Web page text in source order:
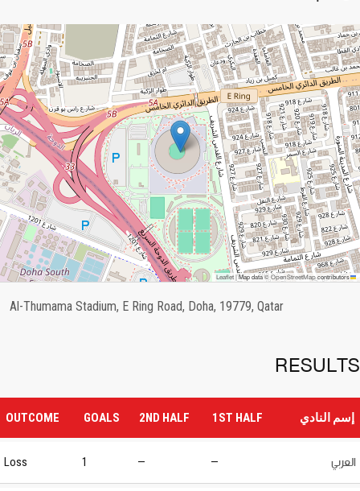
Leaflet
|Map data ©OpenStreetMapcontributors
Al-Thumama Stadium, E Ring Road, Doha, 19779, Qatar
RESULTS
إسم النادي 1ST HALF
2ND HALF
GOALS
OUTCOME
العربي —
—
1
Loss